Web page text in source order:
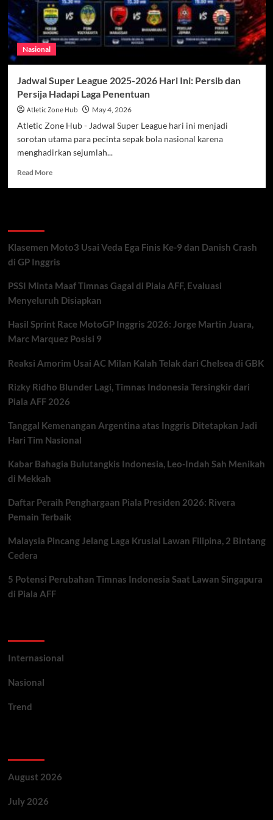
Nasional
Jadwal Super League 2025-2026 Hari Ini: Persib dan
Persija Hadapi Laga Penentuan
Atletic Zone Hub May 4, 2026
Atletic Zone Hub - Jadwal Super League hari ini menjadi
sorotan utama para pecinta sepak bola nasional karena
menghadirkan sejumlah...
Read MoreRead
2026
Hari
Persib
dan
Hadapi
Penentuan
Klasemen Moto3 Usai Veda Ega Finis Ke-9 dan Danish Crash
di GP Inggris
PSSI Minta Maaf Timnas Gagal di Piala AFF, Evaluasi
Menyeluruh Disiapkan
Hasil Sprint Race MotoGP Inggris 2026: Jorge Martin Juara,
Marc Marquez Posisi 9
Reaksi Amorim Usai AC Milan Kalah Telak dari Chelsea di GBK
Rizky Ridho Blunder Lagi, Timnas Indonesia Tersingkir dari
Piala AFF 2026
Tanggal Kemenangan Argentina atas Inggris Ditetapkan Jadi
Hari Tim Nasional
Kabar Bahagia Bulutangkis Indonesia, Leo-Indah Sah Menikah
di Mekkah
Daftar Peraih Penghargaan Piala Presiden 2026: Rivera
Pemain Terbaik
Malaysia Pincang Jelang Laga Krusial Lawan Filipina, 2 Bintang
Cedera
5 Potensi Perubahan Timnas Indonesia Saat Lawan Singapura
di Piala AFF
Internasional
Nasional
Trend
August 2026
July 2026